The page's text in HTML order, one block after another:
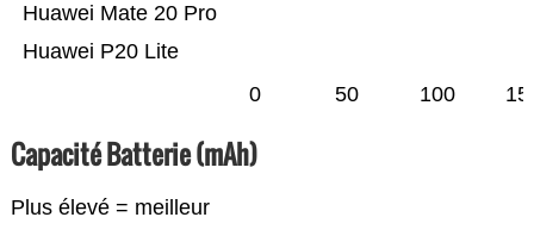
Huawei P20 Lite
Huawei Mate 20 Pro
0 50 100
Capacité Batterie (mAh)
Plus élevé = meilleur